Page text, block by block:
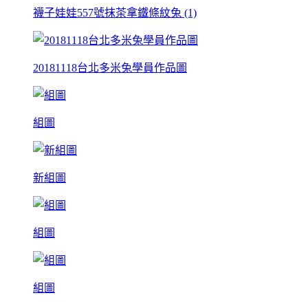
襪子娃娃557號抹茶拿鐵條紋兔 (1)
20181118台北多米兔學員作品圖
組圖
新組圖
組圖
組圖